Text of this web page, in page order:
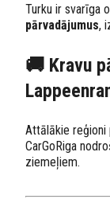
Turku ir svarīga
pārvadājumus,
🚚 Kravu
Attālākie reģioni
CarGoRiga
ziemeļiem.